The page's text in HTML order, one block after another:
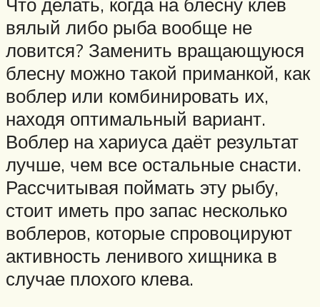
вялый либо рыба вообще не
ловится? Заменить вращающуюся
блесну можно такой приманкой, как
воблер или комбинировать их,
находя оптимальный вариант.
Воблер на хариуса даёт результат
лучше, чем все остальные снасти.
Рассчитывая поймать эту рыбу,
стоит иметь про запас несколько
воблеров, которые спровоцируют
активность ленивого хищника в
случае плохого клева.